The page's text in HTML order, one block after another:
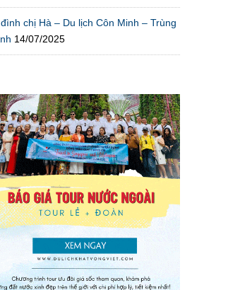
chị Hà – Du lịch Côn Minh – Trùng
14/07/2025